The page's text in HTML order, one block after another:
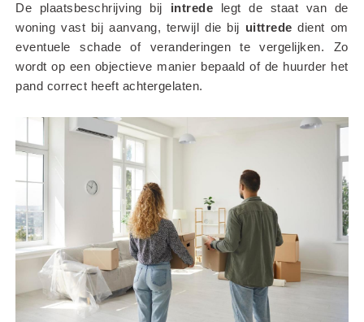
De plaatsbeschrijving bij intrede legt de staat van de
woning vast bij aanvang, terwijl die bij uittrede dient om
eventuele schade of veranderingen te vergelijken. Zo
wordt op een objectieve manier bepaald of de huurder het
pand correct heeft achtergelaten.